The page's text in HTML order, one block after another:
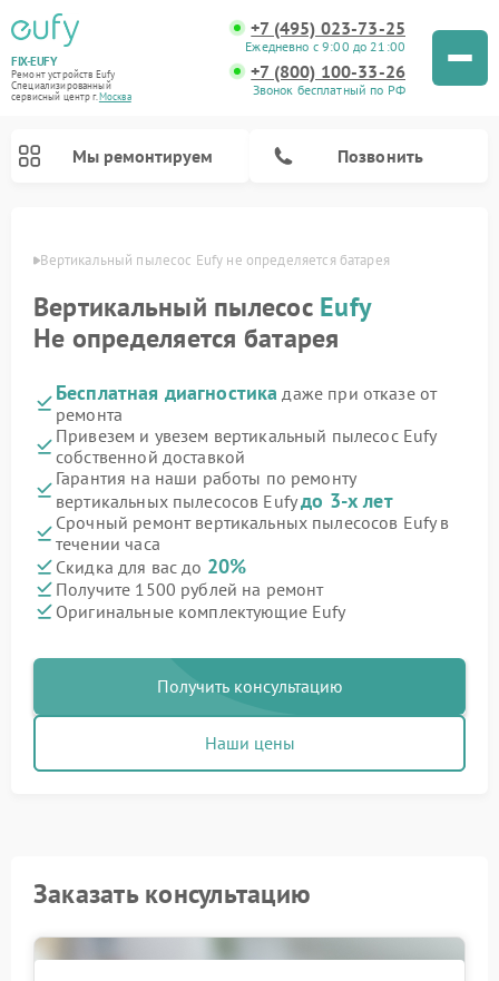
FIX-EUFY
Ремонт устройств Eufy
Специализированный
cервисный центр г.Москва
+7 (495) 023-73-25
Ежедневно с 9:00 до 21:00
+7 (800) 100-33-26
Звонок бесплатный по РФ
Мы ремонтируем Позвонить
Вертикальный пылесос Eufy не определяется батарея
Вертикальный пылесос Eufy
Не определяется батарея
Бесплатная диагностика даже при отказе от
ремонта
Привезем и увезем вертикальный пылесос Eufy
собственной доставкой
Гарантия на наши работы по ремонту
вертикальных пылесосов Eufyдо 3-х лет
Срочный ремонт вертикальных пылесосов Eufy в
течении часа
Скидка для вас до 20%
Получите 1500 рублей на ремонт
Оригинальные комплектующие Eufy
Получить консультацию
Наши цены
Заказать консультацию